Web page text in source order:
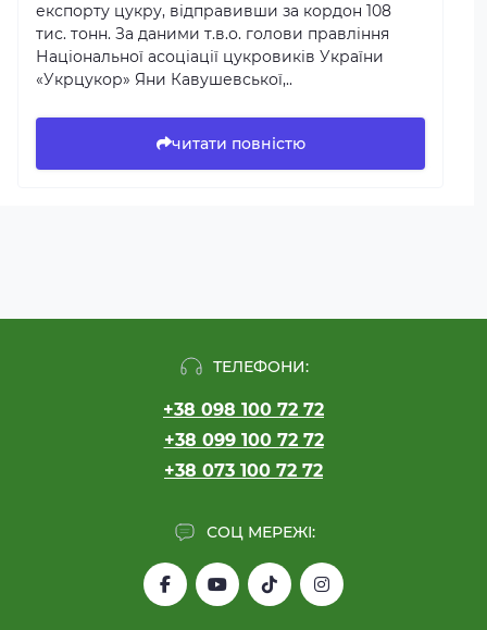
експорту цукру, відправивши за кордон 108
тис. тонн. За даними т.в.о. голови правління
Національної асоціації цукровиків України
«Укрцукор» Яни Кавушевської,..
читати повністю
ТЕЛЕФОНИ:
+38 098 100 72 72
+38 099 100 72 72
+38 073 100 72 72
СОЦ МЕРЕЖІ: